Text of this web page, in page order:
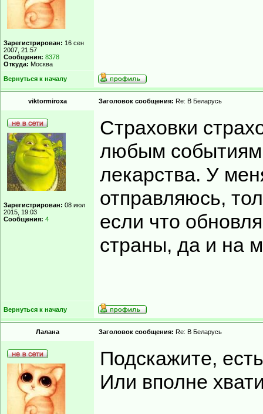
Зарегистрирован: 16 сен
2007, 21:57
Сообщения: 8378
Откуда: Москва
Вернуться к началу
viktormiroxa Заголовок сообщения: Re: В Беларусь
Зарегистрирован: 08 июл
2015, 19:03
Сообщения: 4
Страховки
любым
лекарства. У
отправляюсь,
если что
страны, да и на
Вернуться к началу
Лалана Заголовок сообщения: Re: В Беларусь
Подскажите,
Или вполне